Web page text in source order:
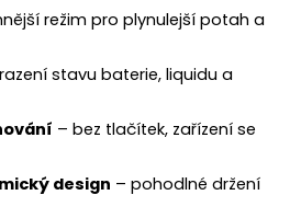
režim pro plynulejší potah a
stavu baterie, liquidu a
– bez tlačítek, zařízení se
design – pohodlné držení